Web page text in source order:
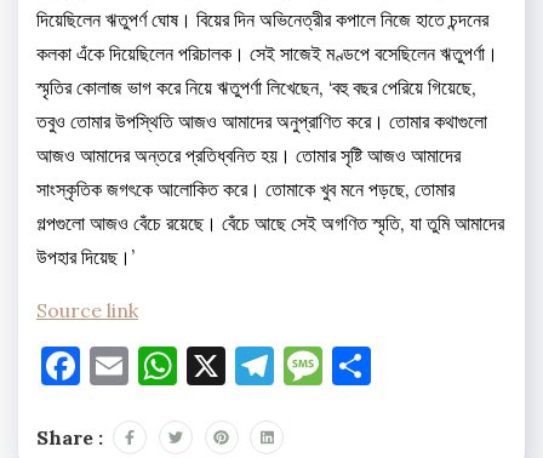
দিয়েছিলেন ঋতুপর্ণ ঘোষ। বিয়ের দিন অভিনেত্রীর কপালে নিজে হাতে চন্দনের
কলকা এঁকে দিয়েছিলেন পরিচালক। সেই সাজেই মণ্ডপে বসেছিলেন ঋতুপর্ণা।
স্মৃতির কোলাজ ভাগ করে নিয়ে ঋতুপর্ণা লিখেছেন, ‘বহু বছর পেরিয়ে গিয়েছে,
তবুও তোমার উপস্থিতি আজও আমাদের অনুপ্রাণিত করে। তোমার কথাগুলো
আজও আমাদের অন্তরে প্রতিধ্বনিত হয়। তোমার সৃষ্টি আজও আমাদের
সাংস্কৃতিক জগৎকে আলোকিত করে। তোমাকে খুব মনে পড়ছে, তোমার
গল্পগুলো আজও বেঁচে রয়েছে। বেঁচে আছে সেই অগণিত স্মৃতি, যা তুমি আমাদের
উপহার দিয়েছ।’
Source link
Facebook
EmailWhatsApp
X Telegram
Message
Share :